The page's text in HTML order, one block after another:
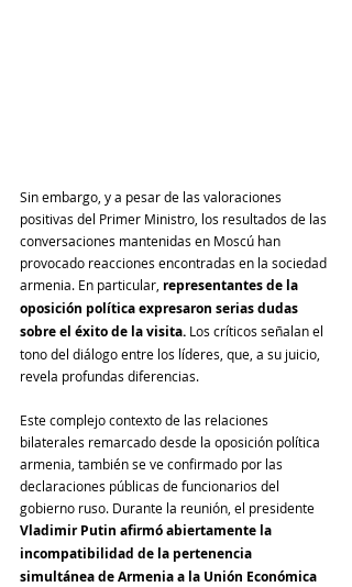
Sin embargo, y a pesar de las valoraciones
positivas del Primer Ministro, los resultados de las
conversaciones mantenidas en Moscú han
provocado reacciones encontradas en la sociedad
armenia. En particular, representantes de la
oposición política expresaron serias dudas
sobre el éxito de la visita. Los críticos señalan el
tono del diálogo entre los líderes, que, a su juicio,
revela profundas diferencias.
Este complejo contexto de las relaciones
bilaterales remarcado desde la oposición política
armenia, también se ve confirmado por las
declaraciones públicas de funcionarios del
gobierno ruso. Durante la reunión, el presidente
Vladimir Putin afirmó abiertamente la
incompatibilidad de la pertenencia
simultánea de Armenia a la Unión Económica